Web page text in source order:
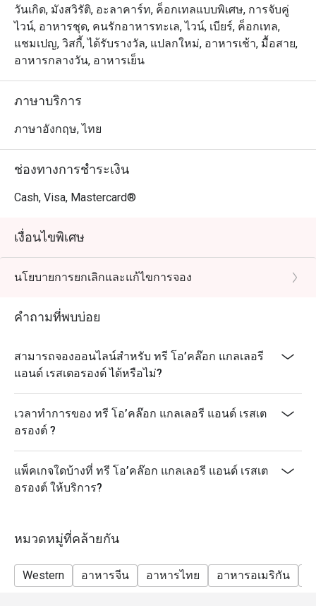
วันเกิด, มังสวิรัติ, อะลาคาร์ท, ค็อกเทลแบบพิเศษ, การจับคู่
ไวน์, อาหารชุด, คนรักอาหารทะเล, ไวน์, เบียร์, ค็อกเทล,
แชมเปญ, วิสกี้, ได้รับรางวัล, แปลกใหม่, อาหารเช้า, มื้อสาย,
อาหารกลางวัน, อาหารเย็น
ภาษาบริการ
ภาษาอังกฤษ, ไทย
ช่องทางการชำระเงิน
Cash, Visa, Mastercard®
เงื่อนไขพิเศษ
นโยบายการยกเลิกและแก้ไขการจอง
คำถามที่พบบ่อย
สามารถจองออนไลน์สำหรับ ทรี โอ’คล๊อก แกลเลอรี
แอนด์ เรสเตอรองต์ ได้หรือไม่?
เวลาทำการของ ทรี โอ’คล๊อก แกลเลอรี แอนด์ เรสเต
อรองต์ ?
แพ็คเกจใดบ้างที่ ทรี โอ’คล๊อก แกลเลอรี แอนด์ เรสเต
อรองต์ ให้บริการ?
หมวดหมู่ที่คล้ายกัน
Western อาหารจีน อาหารไทย อาหารอเมริกัน